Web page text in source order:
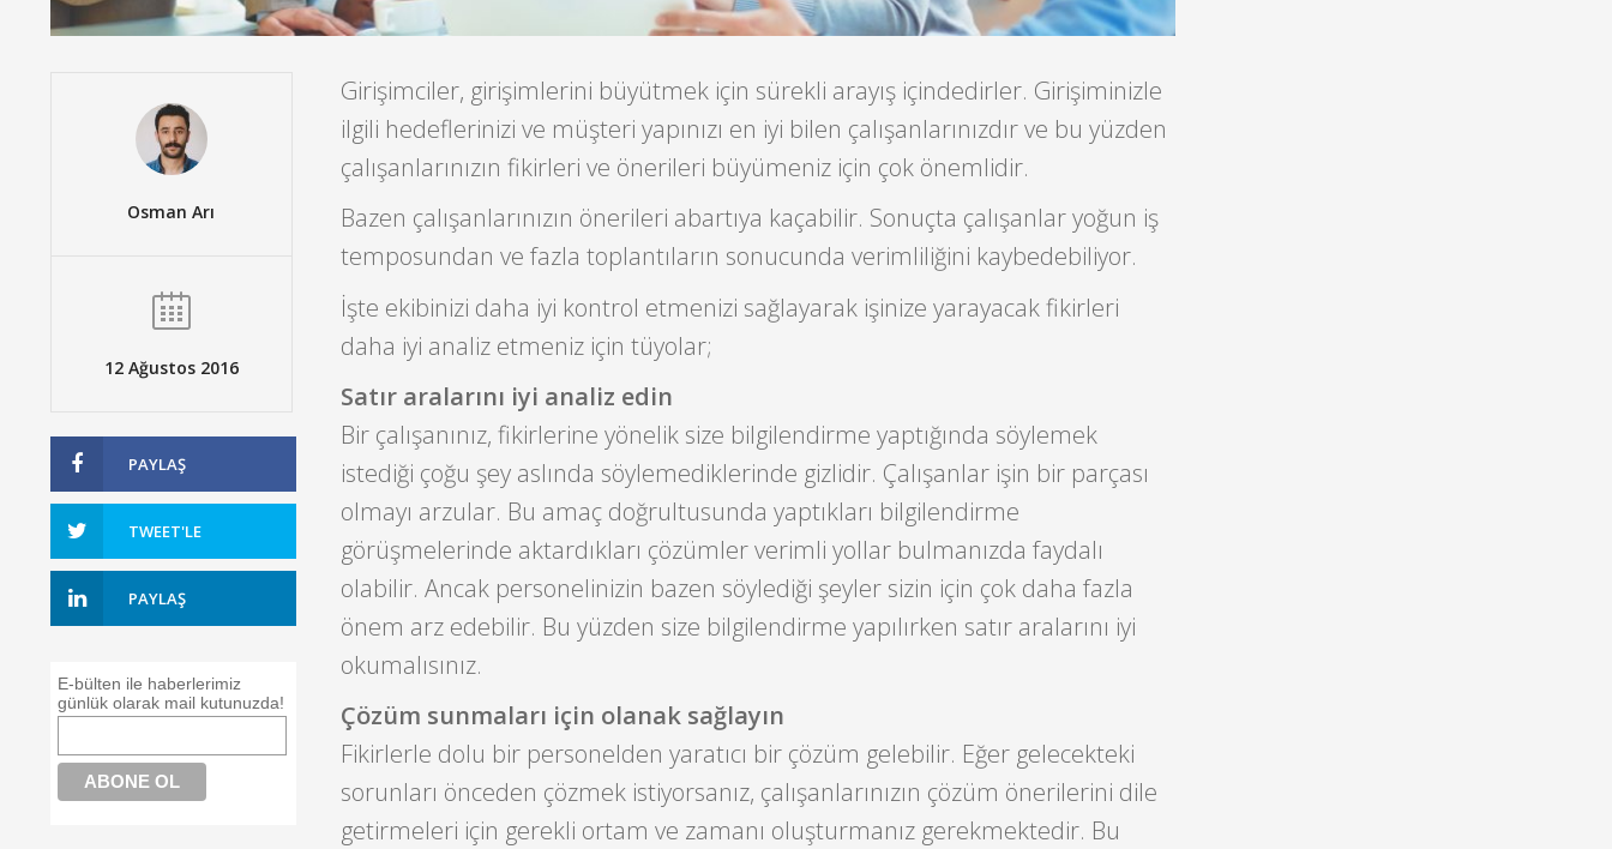
Osman Arı
12 Ağustos 2016
PAYLAŞ
TWEET'LE
PAYLAŞ
E-bülten ile haberlerimiz
günlük olarak mail kutunuzda!
Girişimciler, girişimlerini büyütmek için sürekli arayış içindedirler. Girişiminizle
ilgili hedeflerinizi ve müşteri yapınızı en iyi bilen çalışanlarınızdır ve bu yüzden
çalışanlarınızın fikirleri ve önerileri büyümeniz için çok önemlidir.
Bazen çalışanlarınızın önerileri abartıya kaçabilir. Sonuçta çalışanlar yoğun iş
temposundan ve fazla toplantıların sonucunda verimliliğini kaybedebiliyor.
İşte ekibinizi daha iyi kontrol etmenizi sağlayarak işinize yarayacak fikirleri
daha iyi analiz etmeniz için tüyolar;
Satır aralarını iyi analiz edin
Bir çalışanınız, fikirlerine yönelik size bilgilendirme yaptığında söylemek
istediği çoğu şey aslında söylemediklerinde gizlidir. Çalışanlar işin bir parçası
olmayı arzular. Bu amaç doğrultusunda yaptıkları bilgilendirme
görüşmelerinde aktardıkları çözümler verimli yollar bulmanızda faydalı
olabilir. Ancak personelinizin bazen söylediği şeyler sizin için çok daha fazla
önem arz edebilir. Bu yüzden size bilgilendirme yapılırken satır aralarını iyi
okumalısınız.
Çözüm sunmaları için olanak sağlayın
Fikirlerle dolu bir personelden yaratıcı bir çözüm gelebilir. Eğer gelecekteki
sorunları önceden çözmek istiyorsanız, çalışanlarınızın çözüm önerilerini dile
getirmeleri için gerekli ortam ve zamanı oluşturmanız gerekmektedir. Bu